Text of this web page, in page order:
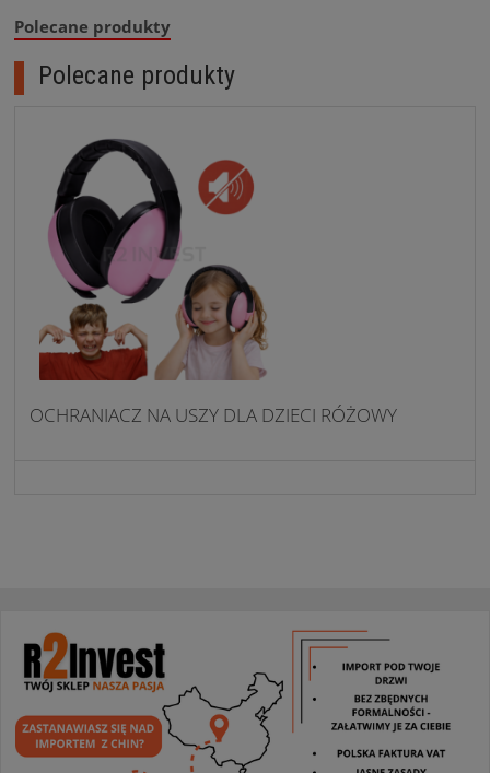
Polecane produkty
Polecane produkty
OCHRANIACZ NA USZY DLA DZIECI RÓŻOWY